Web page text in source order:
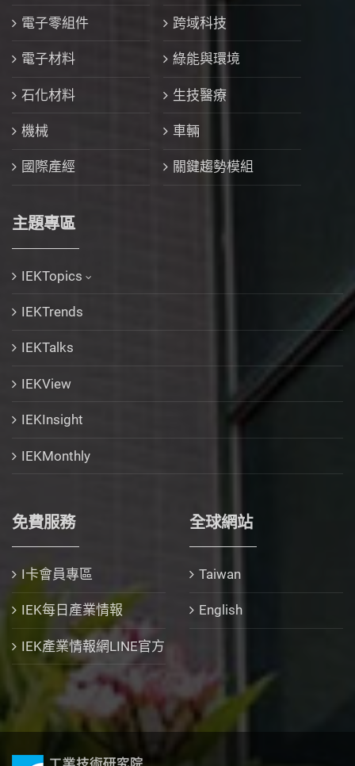
電子零組件 跨域科技
電子材料 綠能與環境
石化材料 生技醫療
機械 車輛
國際產經 關鍵趨勢模組
主題專區
IEKTopics
IEKTrends
IEKTalks
IEKView
IEKInsight
IEKMonthly
免費服務
I卡會員專區
IEK每日產業情報
IEK產業情報網LINE官方
全球網站
Taiwan
English